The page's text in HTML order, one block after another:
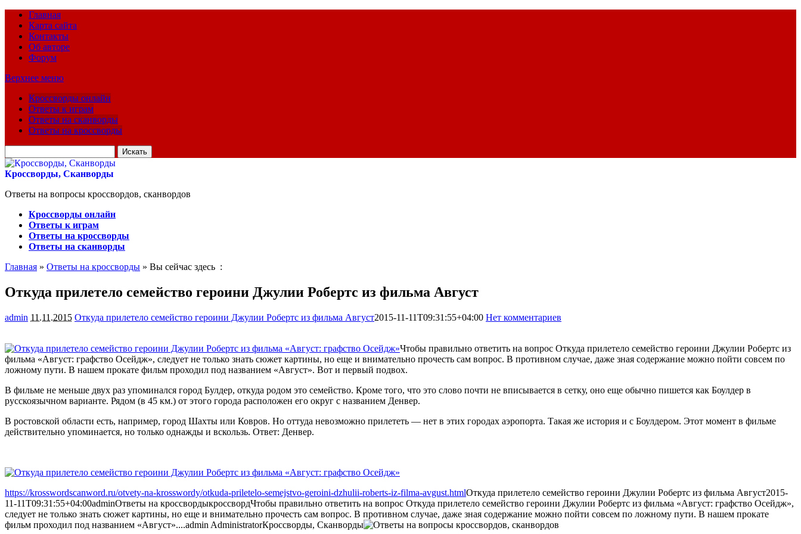
Главная
Карта сайта
Контакты
Об авторе
Форум
Верхнее меню
Кроссворды онлайн
Ответы к играм
Ответы на сканворды
Ответы на кроссворды
для:
Кроссворды, Сканворды
Ответы на вопросы кроссвордов, сканвордов
Кроссворды онлайн
Ответы к играм
Ответы на кроссворды
Ответы на сканворды
Главная » Ответы на кроссворды » Вы сейчас здесь :
Откуда прилетело семейство героини Джулии Робертс из фильма Август
admin 11.11.2015 Откуда прилетело семейство героини Джулии Робертс из фильма Август2015-11-11T09:31:55+04:00 Нет комментариев
Чтобы правильно ответить на вопрос Откуда прилетело семейство героини Джулии Робертс из
фильма «Август: графство Осейдж», следует не только знать сюжет картины, но еще и внимательно прочесть сам вопрос. В противном случае, даже зная содержание можно пойти совсем по
ложному пути. В нашем прокате фильм проходил под названием «Август». Вот и первый подвох.
В фильме не меньше двух раз упоминался город Булдер, откуда родом это семейство. Кроме того, что это слово почти не вписывается в сетку, оно еще обычно пишется как Боулдер в
русскоязычном варианте. Рядом (в 45 км.) от этого города расположен его округ с названием Денвер.
В ростовской области есть, например, город Шахты или Ковров. Но оттуда невозможно прилететь — нет в этих городах аэропорта. Такая же история и с Боулдером. Этот момент в фильме
действительно упоминается, но только однажды и вскользь. Ответ: Денвер.
https://krosswordscanword.ru/otvety-na-krosswordy/otkuda-priletelo-semejstvo-geroini-dzhulii-roberts-iz-filma-avgust.htmlОткуда прилетело семейство героини Джулии Робертс из фильма Август2015-
11-11T09:31:55+04:00adminОтветы на кроссвордыкроссвордЧтобы правильно ответить на вопрос Откуда прилетело семейство героини Джулии Робертс из фильма «Август: графство Осейдж»,
следует не только знать сюжет картины, но еще и внимательно прочесть сам вопрос. В противном случае, даже зная содержание можно пойти совсем по ложному пути. В нашем прокате
фильм проходил под названием «Август»....admin AdministratorКроссворды, Сканворды